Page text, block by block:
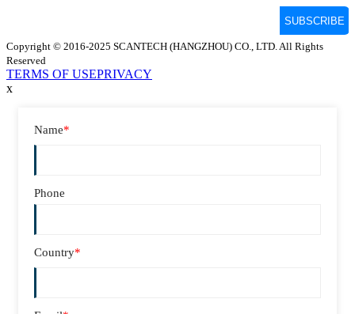
Copyright © 2016-2025 SCANTECH (HANGZHOU) CO., LTD. All Rights
Reserved
TERMS OF USEPRIVACY
x
Name*
Phone
Country*